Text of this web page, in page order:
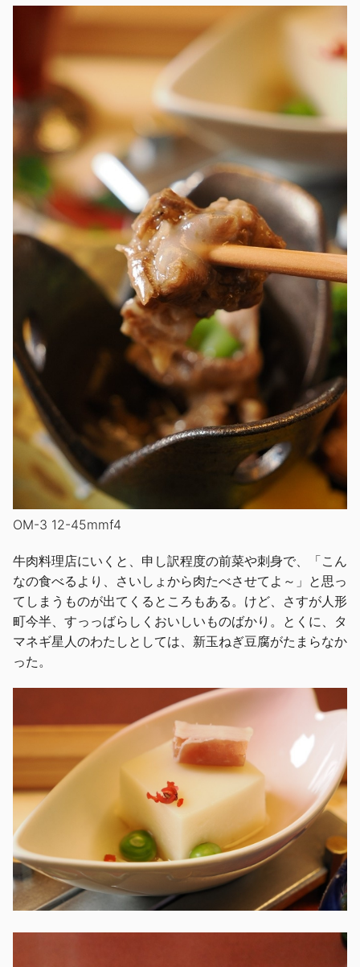
OM-3 12-45mmf4
牛肉料理店にいくと、申し訳程度の前菜や刺身で、「こん
なの食べるより、さいしょから肉たべさせてよ～」と思っ
てしまうものが出てくるところもある。けど、さすが人形
町今半、すっっばらしくおいしいものばかり。とくに、タ
マネギ星人のわたしとしては、新玉ねぎ豆腐がたまらなか
った。